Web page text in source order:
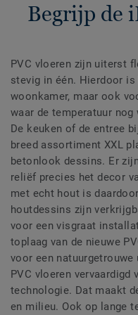
Begrijp de
PVC vloeren zijn uiterst
stevig in één. Hierdoor
woonkamer, maar ook
waar de temperatuur
De keuken of de entree
breed assortiment XXL
betonlook dessins. Er
reliëf precies het decor
met echt hout is
houtdessins zijn
voor een visgraat
toplaag van de nieuwe
voor een
PVC vloeren
technologie. Dat maakt
en milieu. Ook op lange